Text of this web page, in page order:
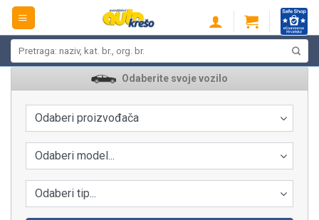
Skip
content
Odaberite svoje vozilo
Odaberi proizvođača
Odaberi model...
Odaberi tip...